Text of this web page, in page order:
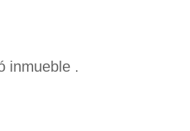
inmueble .